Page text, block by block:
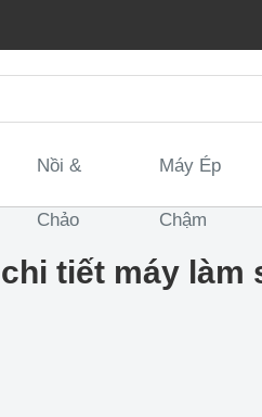
Nồi &
Chảo
Máy Ép
Chậm
tiết máy